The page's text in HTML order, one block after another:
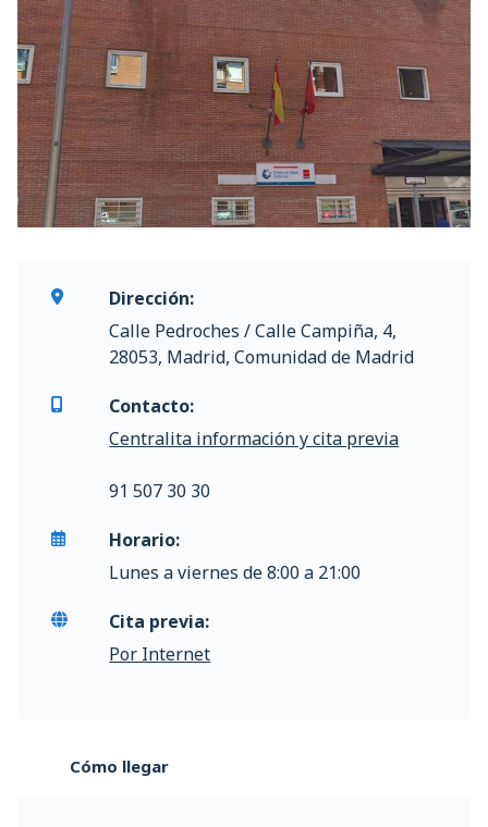
Dirección:
Calle Pedroches / Calle Campiña, 4,
28053, Madrid, Comunidad de Madrid
Contacto:
Centralita información y cita previa
91 507 30 30
Horario:
Lunes a viernes de 8:00 a 21:00
Cita previa:
Por Internet
Cómo llegar